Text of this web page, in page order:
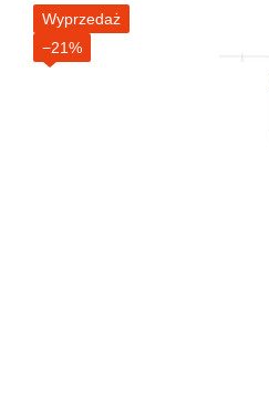
Wyprzedaż
−21%